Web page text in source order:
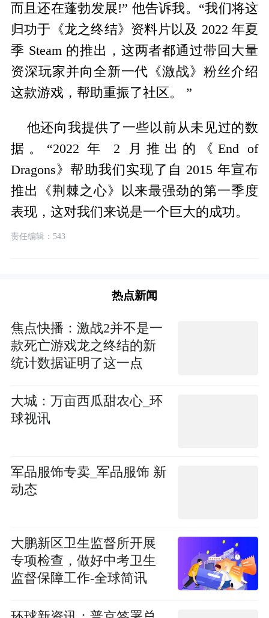
而且还在蓬勃发展!” 他告诉我。“我们将这
归功于《龙之终结》资料片以及 2022 年夏
季 Steam 的推出，这两者都通过带回大量
资深玩家并向全新一代《激战》粉丝介绍
这款游戏，帮助重振了社区。 ”
他还向我提供了一些以前从未见过的数
据。“2022 年 2 月推出的《End of
Dragons》帮助我们实现了自 2015 年宣布
推出《荆棘之心》以来最强劲的第一季度
表现，这对我们来说是一个巨大的成功。
责任编辑：543
热点新闻
焦点快播：激战2并不是一
款死亡游戏龙之终结的新
统计数据证明了这一点
大城：万亩西瓜甜农心_环
球视讯
军品服饰专卖_军品服饰 新
动态
大鹏新区卫生监督所开展
专项检查，做好中考卫生
监督保障工作-全球简讯